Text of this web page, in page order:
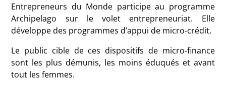
Entrepreneurs du Monde participe au programme
Archipelago sur le volet entrepreneuriat. Elle
développe des programmes d’appui de micro-crédit.
Le public cible de ces dispositifs de micro-finance
sont les plus démunis, les moins éduqués et avant
tout les femmes.